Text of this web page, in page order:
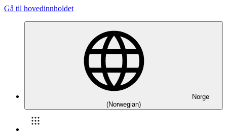
Gå til hovedinnholdet
Norge
(Norwegian)